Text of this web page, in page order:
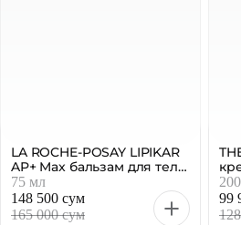
LA ROCHE-POSAY LIPIKAR
AP+ Max бальзам для тела,
75 мл
75 мл
148 500 сум
165 000 сум
99